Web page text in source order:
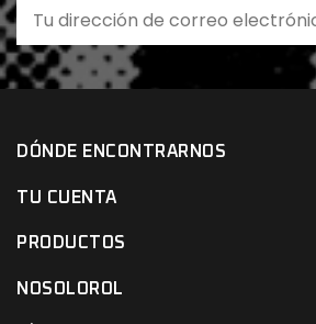
DÓNDE ENCONTRARNOS
TU CUENTA
PRODUCTOS
NOSOLOROL